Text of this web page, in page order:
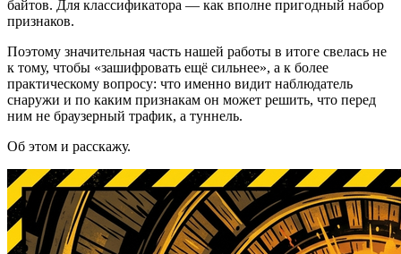
байтов. Для классификатора — как вполне пригодный набор
признаков.
Поэтому значительная часть нашей работы в итоге свелась не
к тому, чтобы «зашифровать ещё сильнее», а к более
практическому вопросу: что именно видит наблюдатель
снаружи и по каким признакам он может решить, что перед
ним не браузерный трафик, а туннель.
Об этом и расскажу.